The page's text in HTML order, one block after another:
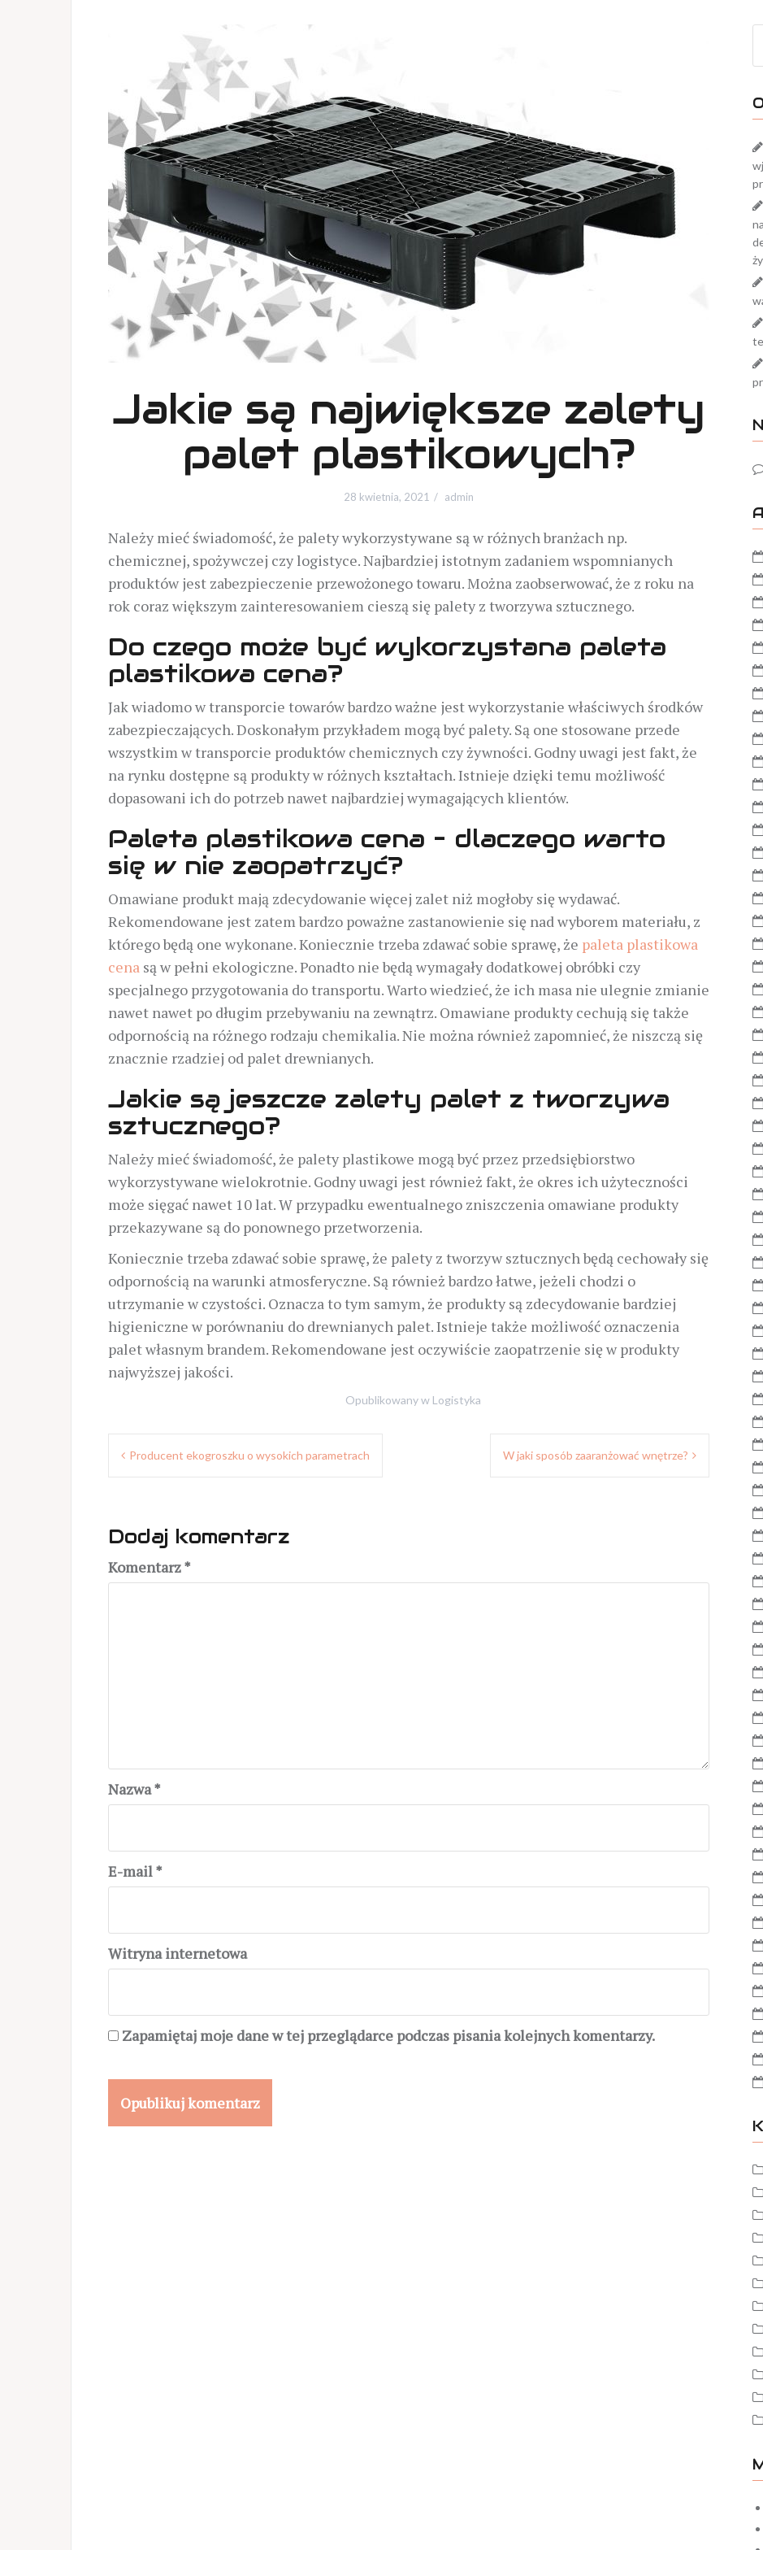
Jakie są największe zalety
palet plastikowych?
28 kwietnia, 2021 admin
Należy mieć świadomość, że palety wykorzystywane są w różnych branżach np.
chemicznej, spożywczej czy logistyce. Najbardziej istotnym zadaniem wspomnianych
produktów jest zabezpieczenie przewożonego towaru. Można zaobserwować, że z roku na
rok coraz większym zainteresowaniem cieszą się palety z tworzywa sztucznego.
Do czego może być wykorzystana paleta
plastikowa cena?
Jak wiadomo w transporcie towarów bardzo ważne jest wykorzystanie właściwych środków
zabezpieczających. Doskonałym przykładem mogą być palety. Są one stosowane przede
wszystkim w transporcie produktów chemicznych czy żywności. Godny uwagi jest fakt, że
na rynku dostępne są produkty w różnych kształtach. Istnieje dzięki temu możliwość
dopasowani ich do potrzeb nawet najbardziej wymagających klientów.
Paleta plastikowa cena – dlaczego warto
się w nie zaopatrzyć?
Omawiane produkt mają zdecydowanie więcej zalet niż mogłoby się wydawać.
Rekomendowane jest zatem bardzo poważne zastanowienie się nad wyborem materiału, z
którego będą one wykonane. Koniecznie trzeba zdawać sobie sprawę, że paleta plastikowa
cena są w pełni ekologiczne. Ponadto nie będą wymagały dodatkowej obróbki czy
specjalnego przygotowania do transportu. Warto wiedzieć, że ich masa nie ulegnie zmianie
nawet nawet po długim przebywaniu na zewnątrz. Omawiane produkty cechują się także
odpornością na różnego rodzaju chemikalia. Nie można również zapomnieć, że niszczą się
znacznie rzadziej od palet drewnianych.
Jakie są jeszcze zalety palet z tworzywa
sztucznego?
Należy mieć świadomość, że palety plastikowe mogą być przez przedsiębiorstwo
wykorzystywane wielokrotnie. Godny uwagi jest również fakt, że okres ich użyteczności
może sięgać nawet 10 lat. W przypadku ewentualnego zniszczenia omawiane produkty
przekazywane są do ponownego przetworzenia.
Koniecznie trzeba zdawać sobie sprawę, że palety z tworzyw sztucznych będą cechowały się
odpornością na warunki atmosferyczne. Są również bardzo łatwe, jeżeli chodzi o
utrzymanie w czystości. Oznacza to tym samym, że produkty są zdecydowanie bardziej
higieniczne w porównaniu do drewnianych palet. Istnieje także możliwość oznaczenia
palet własnym brandem. Rekomendowane jest oczywiście zaopatrzenie się w produkty
najwyższej jakości.
Opublikowany w Logistyka
Nawigacja
Producent ekogroszku o wysokich parametrach W jaki sposób zaaranżować wnętrze?
Dodaj komentarz
Komentarz*
Nazwa*
E-mail*
Witryna internetowa
Zapamiętaj moje dane w tej przeglądarce podczas pisania kolejnych komentarzy.